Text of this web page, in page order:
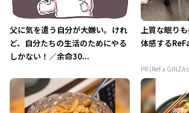
父に気を遣う自分が大嫌い。けれ
ど、自分たちの生活のためにやる
しかない！／余命30...
上質な眠り
体感する
PR (ReFa GINZA